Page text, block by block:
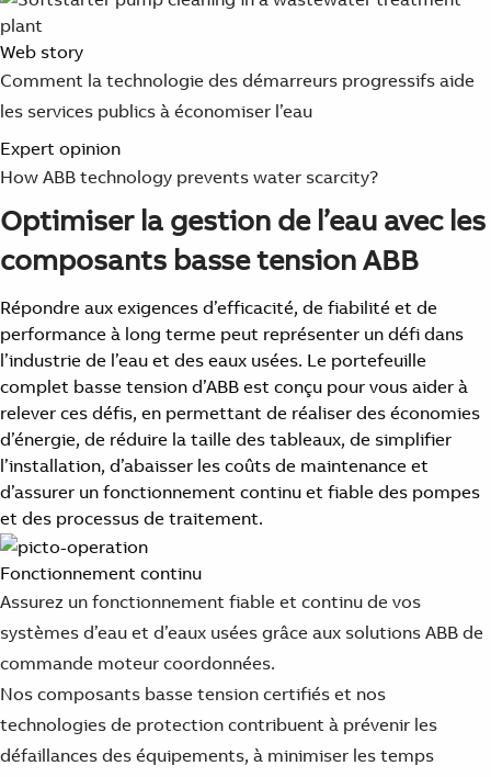
Web story
Comment la technologie des démarreurs progressifs aide
les services publics à économiser l’eau
Expert opinion
How ABB technology prevents water scarcity?
Optimiser la gestion de l’eau avec les
composants basse tension ABB
Répondre aux exigences d’efficacité, de fiabilité et de
performance à long terme peut représenter un défi dans
l’industrie de l’eau et des eaux usées. Le portefeuille
complet basse tension d’ABB est conçu pour vous aider à
relever ces défis, en permettant de réaliser des économies
d’énergie, de réduire la taille des tableaux, de simplifier
l’installation, d’abaisser les coûts de maintenance et
d’assurer un fonctionnement continu et fiable des pompes
et des processus de traitement.
Fonctionnement continu
Assurez un fonctionnement fiable et continu de vos
systèmes d’eau et d’eaux usées grâce aux solutions ABB de
commande moteur coordonnées.
Nos composants basse tension certifiés et nos
technologies de protection contribuent à prévenir les
défaillances des équipements, à minimiser les temps